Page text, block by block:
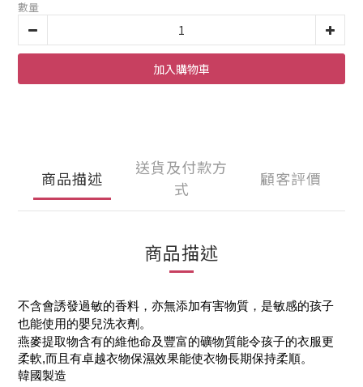
數量
加入購物車
商品描述
送貨及付款方
式
顧客評價
商品描述
不含會誘發過敏的香料，亦無添加有害物質，是敏感的孩子
也能使用的嬰兒洗衣劑。
燕麥提取物含有的維他命及豐富的礦物質能令孩子的衣服更
柔軟,而且有卓越衣物保濕效果能使衣物長期保持柔順。
韓國製造